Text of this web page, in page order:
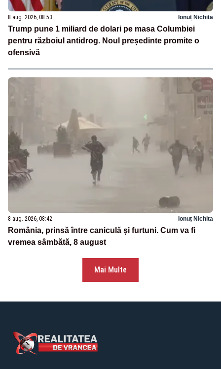
8 aug. 2026, 08:53 Ionuț Nichita
Trump pune 1 miliard de dolari pe masa Columbiei
pentru războiul antidrog. Noul președinte promite o
ofensivă
8 aug. 2026, 08:42 Ionuț Nichita
România, prinsă între caniculă și furtuni. Cum va fi
vremea sâmbătă, 8 august
Mai Multe